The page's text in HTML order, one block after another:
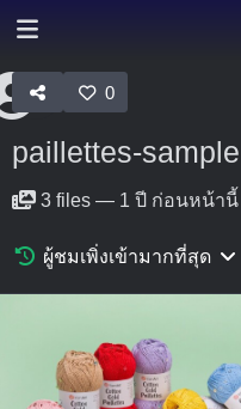
0
paillettes-sample
3 files — 1 ปี ก่อนหน้านี้
ผู้ชมเพิ่งเข้ามากที่สุด